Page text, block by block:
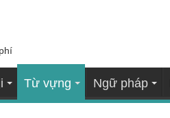
Từ vựng Ngữ pháp